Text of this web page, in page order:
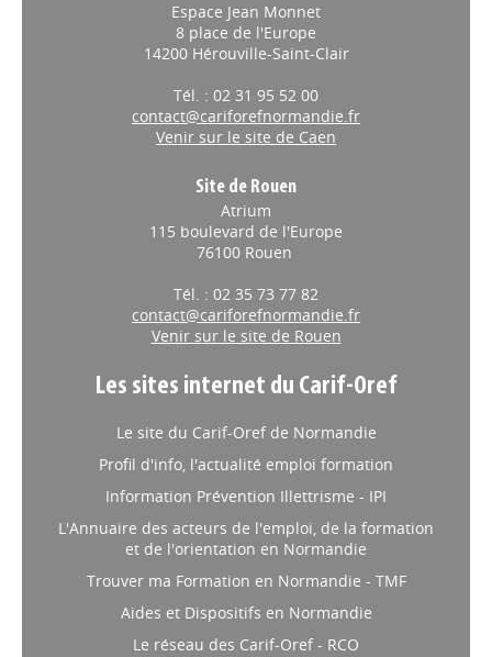
Espace Jean Monnet
8 place de l'Europe
14200 Hérouville-Saint-Clair
Tél. : 02 31 95 52 00
contact@cariforefnormandie.fr
Venir sur le site de Caen
Site de Rouen
Atrium
115 boulevard de l'Europe
76100 Rouen
Tél. : 02 35 73 77 82
contact@cariforefnormandie.fr
Venir sur le site de Rouen
Les sites internet du Carif-Oref
Le site du Carif-Oref de Normandie
Profil d'info, l'actualité emploi formation
Information Prévention Illettrisme - IPI
L'Annuaire des acteurs de l'emploi, de la formation
et de l'orientation en Normandie
Trouver ma Formation en Normandie - TMF
Aides et Dispositifs en Normandie
Le réseau des Carif-Oref - RCO